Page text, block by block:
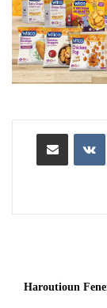
مشاركة عبر البريد
Haroutioun